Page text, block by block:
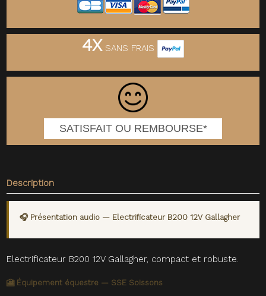
4XSANS FRAIS
SATISFAIT OU REMBOURSE*
Description
🎧 Présentation audio — Electrificateur B200 12V Gallagher
Electrificateur B200 12V Gallagher, compact et robuste.
🎦 Équipement équestre — SSE Soissons